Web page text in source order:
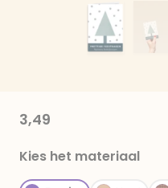
3,49
Kies het materiaal